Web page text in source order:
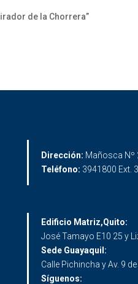
de la Chorrera”
Dirección: Mañosca Nº
Teléfono: 3941800 Ext.
Edificio Matriz,Quito:
José Tamayo E10 25 y
Sede Guayaquil:
Calle Pichincha y Av. 9
Síguenos: